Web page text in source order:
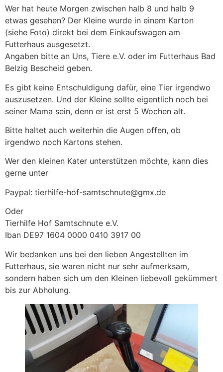
Wer hat heute Morgen zwischen halb 8 und halb 9
etwas gesehen? Der Kleine wurde in einem Karton
(siehe Foto) direkt bei dem Einkaufswagen am
Futterhaus ausgesetzt.
Angaben bitte an Uns, Tiere e.V. oder im Futterhaus Bad
Belzig Bescheid geben.
Es gibt keine Entschuldigung dafür, eine Tier irgendwo
auszusetzen. Und der Kleine sollte eigentlich noch bei
seiner Mama sein, denn er ist erst 5 Wochen alt.
Bitte haltet auch weiterhin die Augen offen, ob
irgendwo noch Kartons stehen.
Wer den kleinen Kater unterstützen möchte, kann dies
gerne unter
Paypal: tierhilfe-hof-samtschnute@gmx.de
Oder
Tierhilfe Hof Samtschnute e.V.
Iban DE97 1604 0000 0410 3917 00
Wir bedanken uns bei den lieben Angestellten im
Futterhaus, sie waren nicht nur sehr aufmerksam,
sondern haben sich um den Kleinen liebevoll gekümmert
bis zur Abholung.